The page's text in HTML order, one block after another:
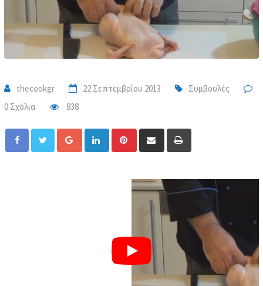
thecookgr 22 Σεπτεμβρίου 2013
Συμβουλές
0 Σχόλια
838
Google+ LinkedIn PinterestShare
via